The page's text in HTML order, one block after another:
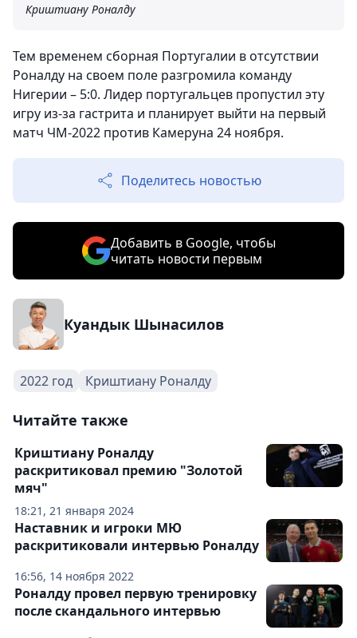
Криштиану Роналду
Тем временем сборная Португалии в отсутствии
Роналду на своем поле разгромила команду
Нигерии – 5:0. Лидер португальцев пропустил эту
игру из-за гастрита и планирует выйти на первый
матч ЧМ-2022 против Камеруна 24 ноября.
Поделитесь новостью
Добавить в Google, чтобы
читать новости первым
Куандык Шынасилов
2022 год Криштиану Роналду
Читайте также
18:21, 21 января 2024
Криштиану Роналду
раскритиковал премию "Золотой
мяч"
16:56, 14 ноября 2022
Наставник и игроки МЮ
раскритиковали интервью Роналду
Роналду провел первую тренировку
после скандального интервью